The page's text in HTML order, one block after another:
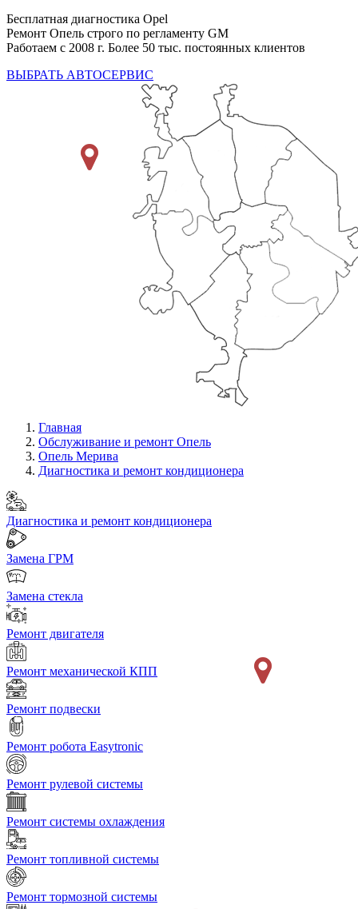
Бесплатная диагностика Opel
Ремонт Опель строго по регламенту GM
Работаем с 2008 г. Более 50 тыс. постоянных клиентов
ВЫБРАТЬ АВТОСЕРВИС
Главная
Обслуживание и ремонт Опель
Опель Мерива
Диагностика и ремонт кондиционера
Диагностика и ремонт кондиционера
Замена ГРМ
Замена стекла
Ремонт двигателя
Ремонт механической КПП
Ремонт подвески
Ремонт робота Easytronic
Ремонт рулевой системы
Ремонт системы охлаждения
Ремонт топливной системы
Ремонт тормозной системы